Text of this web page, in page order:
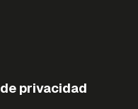
privacidad